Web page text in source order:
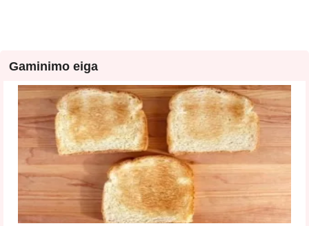
Gaminimo eiga